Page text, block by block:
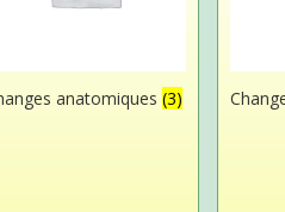
anatomiques (3)